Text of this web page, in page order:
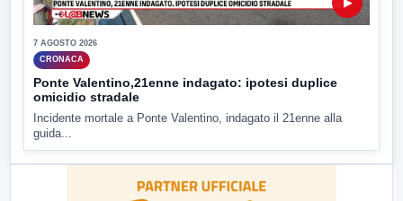
7 AGOSTO 2026
CRONACA
Ponte Valentino,21enne indagato: ipotesi duplice
omicidio stradale
Incidente mortale a Ponte Valentino, indagato il 21enne alla
guida...